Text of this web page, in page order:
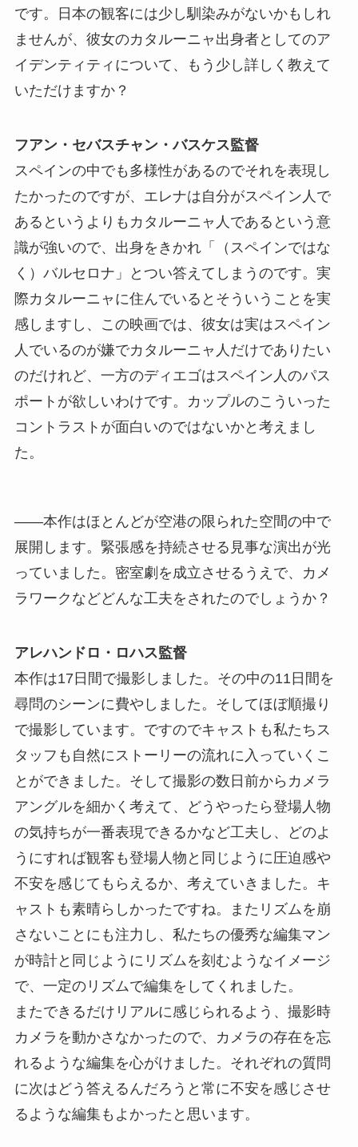
です。日本の観客には少し馴染みがないかもしれ
ませんが、彼女のカタルーニャ出身者としてのア
イデンティティについて、もう少し詳しく教えて
いただけますか？
フアン・セバスチャン・バスケス監督
スペインの中でも多様性があるのでそれを表現し
たかったのですが、エレナは自分がスペイン人で
あるというよりもカタルーニャ人であるという意
識が強いので、出身をきかれ「（スペインではな
く）バルセロナ」とつい答えてしまうのです。実
際カタルーニャに住んでいるとそういうことを実
感しますし、この映画では、彼女は実はスペイン
人でいるのが嫌でカタルーニャ人だけでありたい
のだけれど、一方のディエゴはスペイン人のパス
ポートが欲しいわけです。カップルのこういった
コントラストが面白いのではないかと考えまし
た。
――本作はほとんどが空港の限られた空間の中で
展開します。緊張感を持続させる見事な演出が光
っていました。密室劇を成立させるうえで、カメ
ラワークなどどんな工夫をされたのでしょうか？
アレハンドロ・ロハス監督
本作は17日間で撮影しました。その中の11日間を
尋問のシーンに費やしました。そしてほぼ順撮り
で撮影しています。ですのでキャストも私たちス
タッフも自然にストーリーの流れに入っていくこ
とができました。そして撮影の数日前からカメラ
アングルを細かく考えて、どうやったら登場人物
の気持ちが一番表現できるかなど工夫し、どのよ
うにすれば観客も登場人物と同じように圧迫感や
不安を感じてもらえるか、考えていきました。キ
ャストも素晴らしかったですね。またリズムを崩
さないことにも注力し、私たちの優秀な編集マン
が時計と同じようにリズムを刻むようなイメージ
で、一定のリズムで編集をしてくれました。
またできるだけリアルに感じられるよう、撮影時
カメラを動かさなかったので、カメラの存在を忘
れるような編集を心がけました。それぞれの質問
に次はどう答えるんだろうと常に不安を感じさせ
るような編集もよかったと思います。